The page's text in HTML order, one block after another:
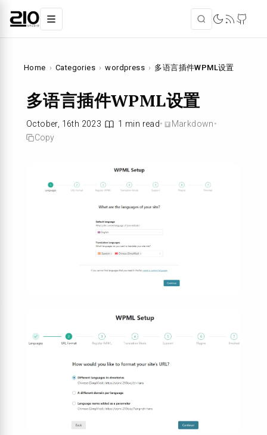
Home › Categories › wordpress › 多语言插件WPML设置
多语言插件WPML设置
October, 16th 2023 1 min read• Markdown•
Copy